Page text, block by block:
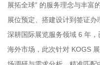
展拓全球” 的服务理念与丰富
展位预定、搭建设计到签证
深耕国际展览服务领域 6 年
海外市场，此次针对 KOGS